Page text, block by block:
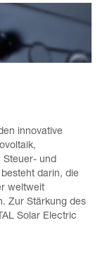
innovative
Steuer- und
darin, die
weltweit
Zur Stärkung des
Solar Electric